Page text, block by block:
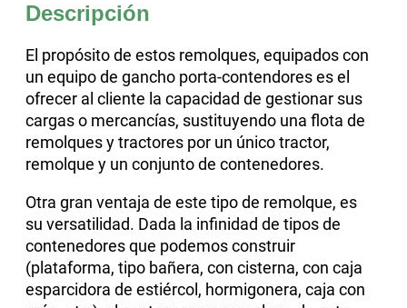
Descripción
El propósito de estos remolques, equipados con
un equipo de gancho porta-contendores es el
ofrecer al cliente la capacidad de gestionar sus
cargas o mercancías, sustituyendo una flota de
remolques y tractores por un único tractor,
remolque y un conjunto de contenedores.
Otra gran ventaja de este tipo de remolque, es
su versatilidad. Dada la infinidad de tipos de
contenedores que podemos construir
(plataforma, tipo bañera, con cisterna, con caja
esparcidora de estiércol, hormigonera, caja con